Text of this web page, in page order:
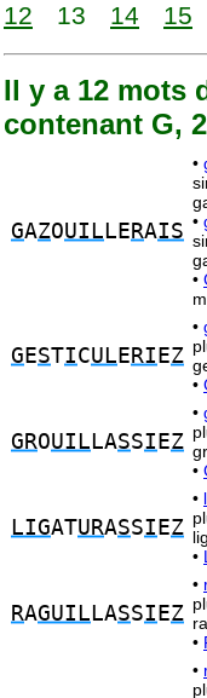
12
13 14 15
Il y a 12 mots
contenant G,
GAZOUIL LE RAIS
•
•
•
G ESTICUL E RI EZ
•
•
GROUIL LASSI EZ
•
•
LIGATURASSI EZ
•
•
RAGUIL LASSI EZ
•
•
•